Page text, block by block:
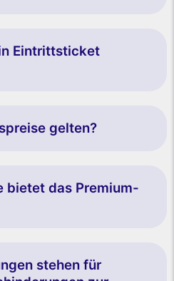
Eintrittsticket
gelten?
bietet das Premium-
stehen für